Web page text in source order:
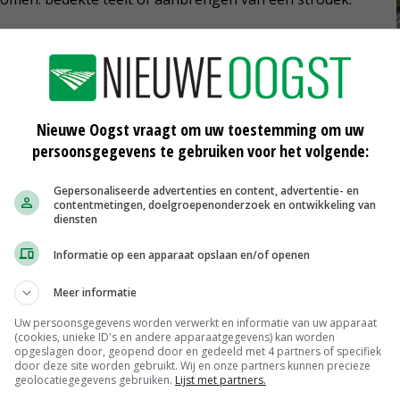
te testen. Bij verschillende telers in Groningen,
demonstratieproef aangelegd met verschillende
een object met minerale olie en een object
Steenhuis. 'De objecten worden aangelegd voor
Hierdoor weten we ook direct wat de
wordt. Maar ook de ontwikkeling van het
en de ontwikkeling van de
waarin nieuwe rassen aan de telers worden
en het stro erbij. Steenhuis: 'Zo kunnen we onze
Nieuwe Oogst vraagt om uw toestemming om uw
persoonsgegevens te gebruiken voor het volgende:
Gepersonaliseerde advertenties en content, advertentie- en
contentmetingen, doelgroepenonderzoek en ontwikkeling van
diensten
Informatie op een apparaat opslaan en/of openen
Meer informatie
Uw persoonsgegevens worden verwerkt en informatie van uw apparaat
(cookies, unieke ID's en andere apparaatgegevens) kan worden
opgeslagen door, geopend door en gedeeld met 4 partners of specifiek
door deze site worden gebruikt. Wij en onze partners kunnen precieze
geolocatiegegevens gebruiken. Lijst met partners.